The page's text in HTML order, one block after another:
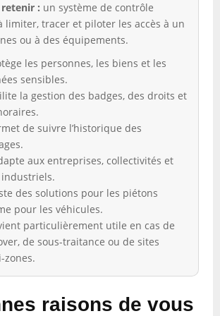
retenir : un système de contrôle
limiter, tracer et piloter les accès à un
ou à des équipements.
les personnes, les biens et les
sensibles.
la gestion des badges, des droits et
de suivre l’historique des
aux entreprises, collectivités et
des solutions pour les piétons
pour les véhicules.
particulièrement utile en cas de
de sous-traitance ou de sites
zones.
raisons de vous